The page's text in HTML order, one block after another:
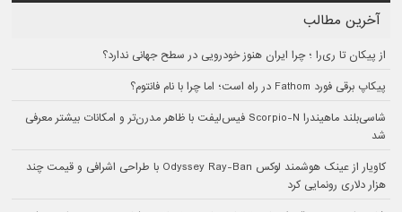
آخرین مطالب
از پیکان تا ری‌را ؛ چرا ایران هنوز خودرویی در سطح جهانی ندارد؟
پیکاپ برقی فورد Fathom در راه است؛ اما چرا با نام فانتوم؟
شاسی‌بلند ماهیندرا Scorpio-N فیس‌لیفت با ظاهر مدرن‌تر و امکانات بیشتر معرفی
شد
کاویار از عینک هوشمند لوکس Odyssey Ray-Ban با طراحی اشرافی و قیمت چند
هزار دلاری رونمایی کرد